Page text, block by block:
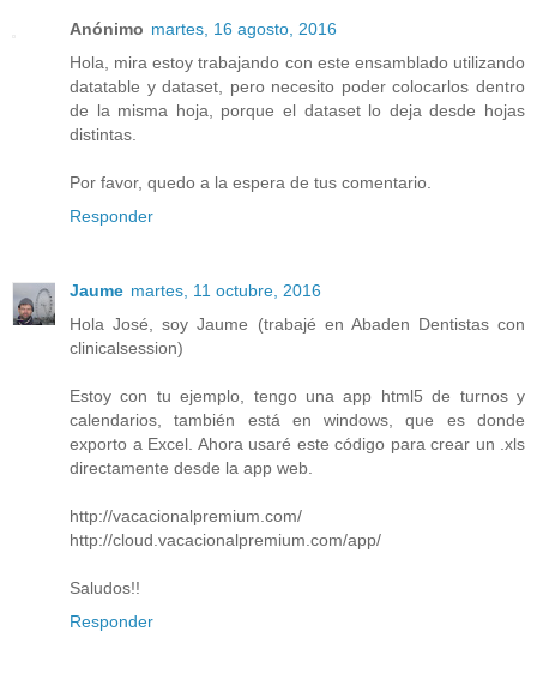
Anónimo martes, 16 agosto, 2016
Hola, mira estoy trabajando con este ensamblado utilizando
datatable y dataset, pero necesito poder colocarlos dentro
de la misma hoja, porque el dataset lo deja desde hojas
distintas.
Por favor, quedo a la espera de tus comentario.
Responder
Jaume martes, 11 octubre, 2016
Hola José, soy Jaume (trabajé en Abaden Dentistas con
clinicalsession)
Estoy con tu ejemplo, tengo una app html5 de turnos y
calendarios, también está en windows, que es donde
exporto a Excel. Ahora usaré este código para crear un .xls
directamente desde la app web.
http://vacacionalpremium.com/
http://cloud.vacacionalpremium.com/app/
Saludos!!
Responder